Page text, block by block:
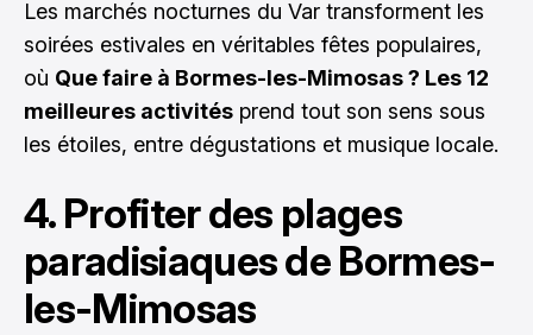
Les marchés nocturnes du Var transforment les
soirées estivales en véritables fêtes populaires,
où Que faire à Bormes-les-Mimosas ? Les 12
meilleures activités prend tout son sens sous
les étoiles, entre dégustations et musique locale.
4. Profiter des plages
paradisiaques de Bormes-
les-Mimosas